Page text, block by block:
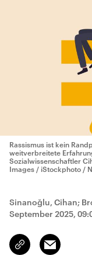
Rassismus ist kein
weitverbreitete
Sozialwissenschaftler
Images / iStockphoto /
Sinanoğlu, Cihan;
September 2025,
Link
kopieren/teilen
Email